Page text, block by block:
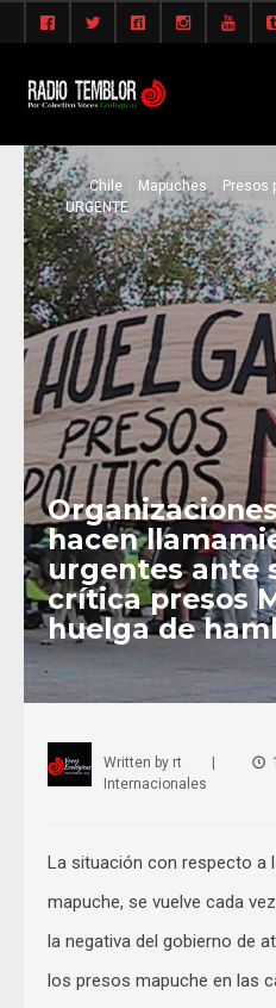
Chile Mapuches Presos
URGENTE
hacen
urgentes ante
crítica presos
huelga de
Written by rt
Internacionales
La situación con respecto a
mapuche, se vuelve cada
la negativa del gobierno de
los presos mapuche en las